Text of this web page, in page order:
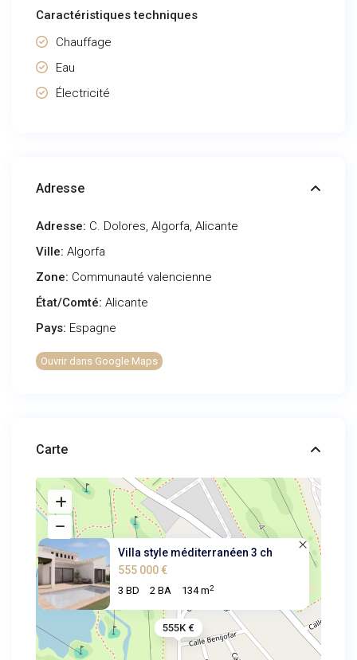
Caractéristiques techniques
Chauffage
Eau
Électricité
Adresse
Adresse: C. Dolores, Algorfa, Alicante
Ville: Algorfa
Zone: Communauté valencienne
État/Comté: Alicante
Pays: Espagne
Ouvrir dans Google Maps
Carte
555K €
Villa style méditerranéen 3 ch
555 000 €
3 BD 2 BA 134 m2